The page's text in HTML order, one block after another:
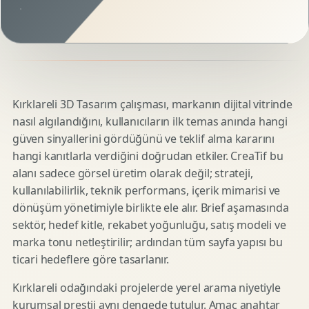
Kırklareli 3D Tasarım çalışması, markanın dijital vitrinde
nasıl algılandığını, kullanıcıların ilk temas anında hangi
güven sinyallerini gördüğünü ve teklif alma kararını
hangi kanıtlarla verdiğini doğrudan etkiler. CreaTif bu
alanı sadece görsel üretim olarak değil; strateji,
kullanılabilirlik, teknik performans, içerik mimarisi ve
dönüşüm yönetimiyle birlikte ele alır. Brief aşamasında
sektör, hedef kitle, rekabet yoğunluğu, satış modeli ve
marka tonu netleştirilir; ardından tüm sayfa yapısı bu
ticari hedeflere göre tasarlanır.
Kırklareli odağındaki projelerde yerel arama niyetiyle
kurumsal prestij aynı dengede tutulur. Amaç anahtar